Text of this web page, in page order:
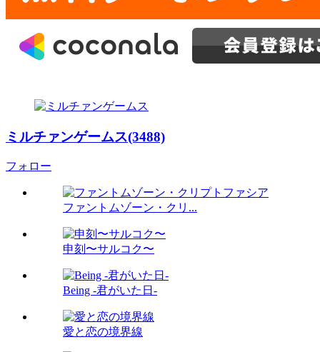
ミルチァンゲームス(3488)
フォロー
ファントムゾーン・クリ...
申刻〜サルコク〜
Being -君がいた日-
愛と恋の境界線